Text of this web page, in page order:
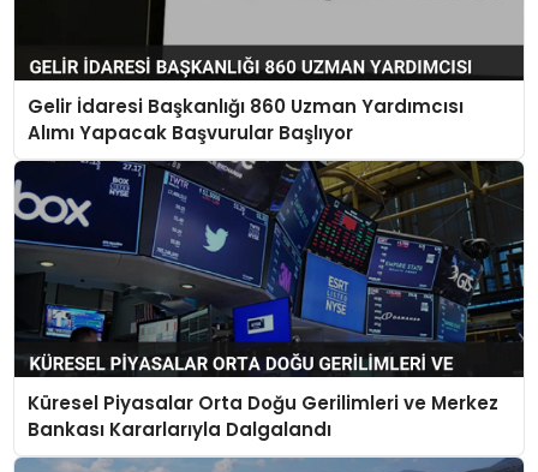
Gelir İdaresi Başkanlığı 860 Uzman Yardımcısı
Alımı Yapacak Başvurular Başlıyor
Küresel Piyasalar Orta Doğu Gerilimleri ve Merkez
Bankası Kararlarıyla Dalgalandı